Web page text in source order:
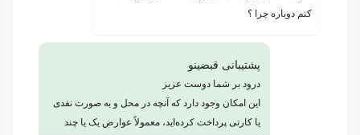
کنم دوباره چرا ؟
پشتیبانی قبضینو
درود بر شما دوست عزیز
این امکان وجود دارد که آنچه در محل و به صورت نقدی
یا کارتی پرداخت کرده‌اید، معمولاً عوارض یک یا چند